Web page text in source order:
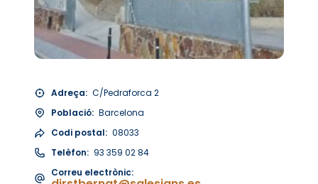
Adreça: C/Pedraforca 2
Població: Barcelona
Codi postal: 08033
Telèfon: 93 359 02 84
Correu electrònic: